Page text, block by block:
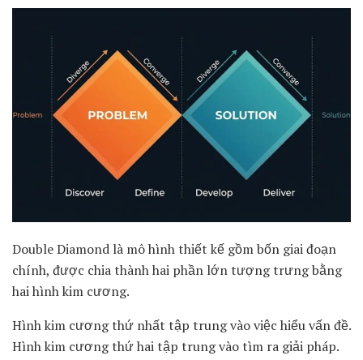
Double Diamond là mô hình thiết kế gồm bốn giai đoạn
chính, được chia thành hai phần lớn tượng trưng bằng
hai hình kim cương.
Hình kim cương thứ nhất tập trung vào việc hiểu vấn đề.
Hình kim cương thứ hai tập trung vào tìm ra giải pháp.